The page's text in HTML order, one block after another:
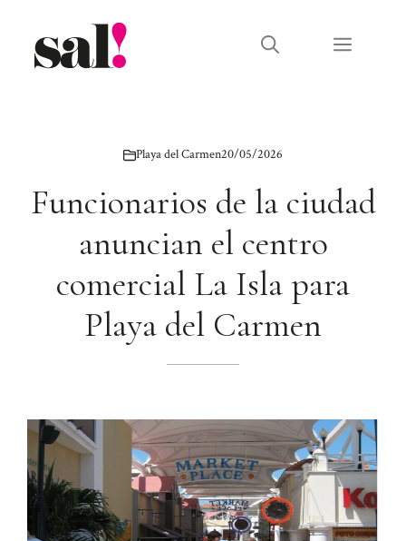
contenido
Menú
Playa del Carmen20/05/2026
Funcionarios de la ciudad
anuncian el centro
comercial La Isla para
Playa del Carmen